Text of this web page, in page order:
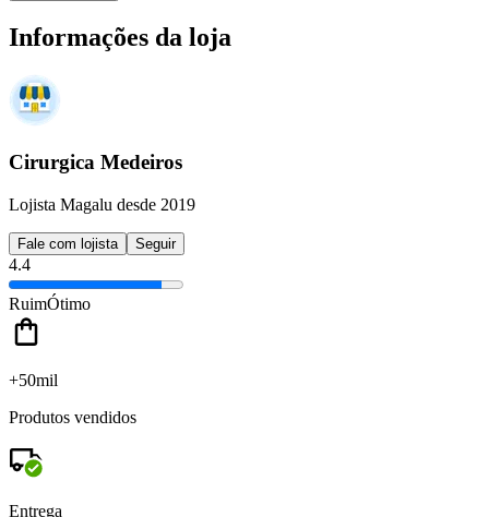
Informações da loja
Cirurgica Medeiros
Lojista Magalu desde 2019
Fale com lojista Seguir
4.4
RuimÓtimo
+50mil
Produtos vendidos
Entrega